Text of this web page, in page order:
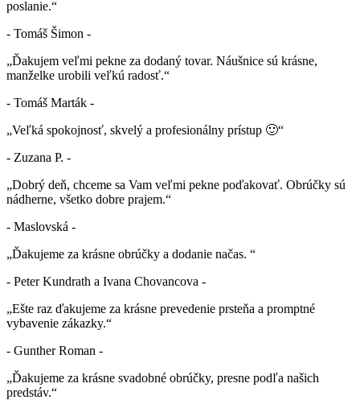
poslanie.“
- Tomáš Šimon -
„Ďakujem veľmi pekne za dodaný tovar. Náušnice sú krásne,
manželke urobili veľkú radosť.“
- Tomáš Marták -
„Veľká spokojnosť, skvelý a profesionálny prístup 🙂“
- Zuzana P. -
„Dobrý deň, chceme sa Vam veľmi pekne poďakovať. Obrúčky sú
nádherne, všetko dobre prajem.“
- Maslovská -
„Ďakujeme za krásne obrúčky a dodanie načas. “
- Peter Kundrath a Ivana Chovancova -
„Ešte raz ďakujeme za krásne prevedenie prsteňa a promptné
vybavenie zákazky.“
- Gunther Roman -
„Ďakujeme za krásne svadobné obrúčky, presne podľa našich
predstáv.“